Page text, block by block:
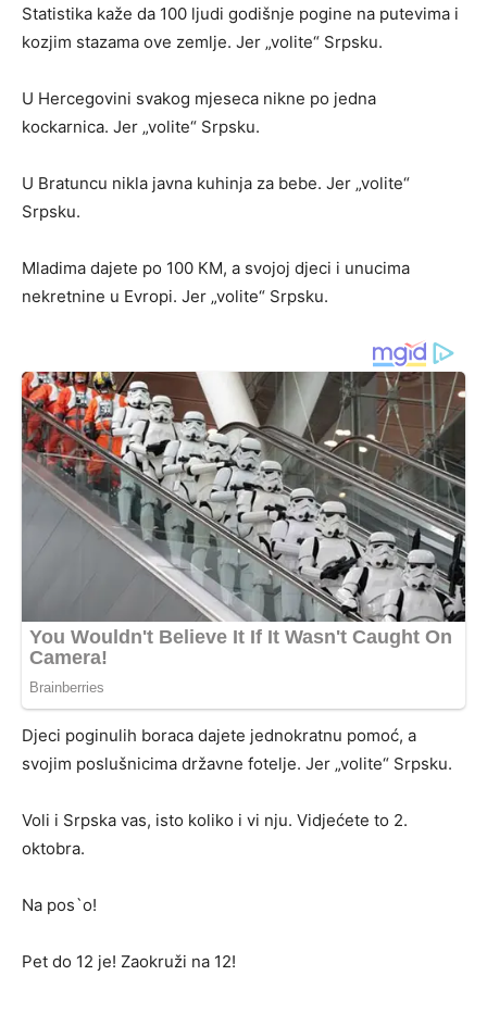
Statistika kaže da 100 ljudi godišnje pogine na putevima i
kozjim stazama ove zemlje. Jer „volite“ Srpsku.
U Hercegovini svakog mjeseca nikne po jedna
kockarnica. Jer „volite“ Srpsku.
U Bratuncu nikla javna kuhinja za bebe. Jer „volite“
Srpsku.
Mladima dajete po 100 КM, a svojoj djeci i unucima
nekretnine u Evropi. Jer „volite“ Srpsku.
Djeci poginulih boraca dajete jednokratnu pomoć, a
svojim poslušnicima državne fotelje. Jer „volite“ Srpsku.
Voli i Srpska vas, isto koliko i vi nju. Vidjećete to 2.
oktobra.
Na pos`o!
Pet do 12 je! Zaokruži na 12!